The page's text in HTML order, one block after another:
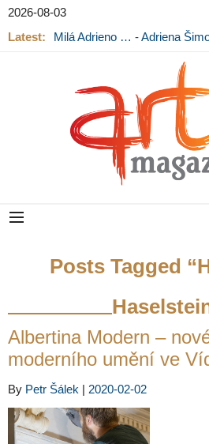
2026-08-03
Latest:
Milá Adrieno … - Adriena
Posts Tagged
Albertina Modern –
moderního umění ve
By Petr Šálek | 2020-02-02